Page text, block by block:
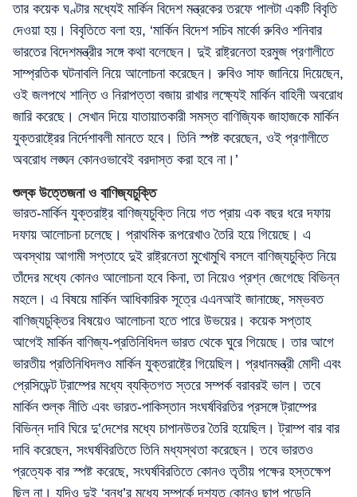
তার কয়েক ঘণ্টার মধ্যেই মার্কিন বিদেশ মন্ত্রকের তরফে পালটা একটি বিবৃতি
দেওয়া হয়। বিবৃতিতে বলা হয়, ‘মার্কিন বিদেশ সচিব মার্কো রুবিও শনিবার
ভারতের বিদেশমন্ত্রীর সঙ্গে কথা বলেছেন। দুই রাষ্ট্রনেতা হরমুজ প্রণালীতে
সাম্প্রতিক ঘটনাবলি নিয়ে আলোচনা করেছেন। রুবিও সাফ জানিয়ে দিয়েছেন,
ওই জলপথে শান্তি ও নিরাপত্তা বজায় রাখার লক্ষ্যেই মার্কিন বাহিনী অবরোধ
জারি করেছে। সেখান দিয়ে যাতায়াতকারী সমস্ত বাণিজ্যিক জাহাজকে মার্কিন
যুক্তরাষ্ট্রের নির্দেশাবলী মানতে হবে। তিনি স্পষ্ট করেছেন, ওই প্রণালীতে
অবরোধ লঙ্ঘন কোনওভাবেই বরদাস্ত করা হবে না।’
শুল্ক উত্তেজনা ও বাণিজ্যচুক্তি
ভারত-মার্কিন যুক্তরাষ্ট্র বাণিজ্যচুক্তি নিয়ে গত প্রায় এক বছর ধরে দফায়
দফায় আলোচনা চলেছে। প্রাথমিক রূপরেখাও তৈরি হয়ে গিয়েছে। এ
অবস্থায় আগামী সপ্তাহে দুই রাষ্ট্রনেতা মুখোমুখি বসলে বাণিজ্যচুক্তি নিয়ে
তাঁদের মধ্যে কোনও আলোচনা হবে কিনা, তা নিয়েও প্রশ্ন জেগেছে বিভিন্ন
মহলে। এ বিষয়ে মার্কিন আধিকারিক সূত্রে এএনআই জানাচ্ছে, সম্ভবত
বাণিজ্যচুক্তির বিষয়েও আলোচনা হতে পারে উভয়ের। কয়েক সপ্তাহ
আগেই মার্কিন বাণিজ্য-প্রতিনিধিদল ভারত থেকে ঘুরে গিয়েছে। তার আগে
ভারতীয় প্রতিনিধিদলও মার্কিন যুক্তরাষ্ট্রে গিয়েছিল। প্রধানমন্ত্রী মোদী এবং
প্রেসিডেন্ট ট্রাম্পের মধ্যে ব্যক্তিগত স্তরে সম্পর্ক বরাবরই ভাল। তবে
মার্কিন শুল্ক নীতি এবং ভারত-পাকিস্তান সংঘর্ষবিরতির প্রসঙ্গে ট্রাম্পের
বিভিন্ন দাবি ঘিরে দু’দেশের মধ্যে চাপানউতর তৈরি হয়েছিল। ট্রাম্প বার বার
দাবি করেছেন, সংঘর্ষবিরতিতে তিনি মধ্যস্থতা করেছেন। তবে ভারতও
প্রত্যেক বার স্পষ্ট করেছে, সংঘর্ষবিরতিতে কোনও তৃতীয় পক্ষের হস্তক্ষেপ
ছিল না। যদিও দুই ‘বন্ধু’র মধ্যে সম্পর্কে দৃশ্যত কোনও ছাপ পড়েনি